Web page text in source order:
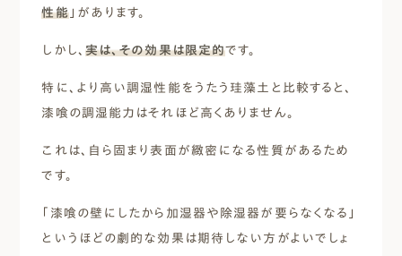
性能」があります。
しかし、 実は、その効果は限定的です。
特に、より高い調湿性能をうたう珪藻土と比較すると、
漆喰の調湿能力はそれほど高くありません。
これは、自ら固まり表面が緻密になる性質があるため
です。
「漆喰の壁にしたから加湿器や除湿器が要らなくなる」
というほどの劇的な効果は期待しない方がよいでしょ